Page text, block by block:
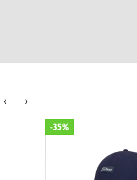
‹ ›
-35%